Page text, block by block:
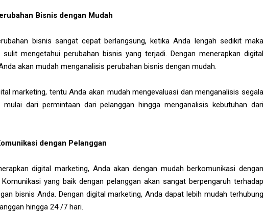
Bisnis dengan Mudah
bisnis sangat cepat berlangsung, ketika Anda lengah sedikit maka
sulit mengetahui perubahan bisnis yang terjadi. Dengan menerapkan digital
akan mudah menganalisis perubahan bisnis dengan mudah.
marketing, tentu Anda akan mudah mengevaluasi dan menganalisis segala
mulai dari permintaan dari pelanggan hingga menganalisis kebutuhan dari
dengan Pelanggan
digital marketing, Anda akan dengan mudah berkomunikasi dengan
Komunikasi yang baik dengan pelanggan akan sangat berpengaruh terhadap
bisnis Anda. Dengan digital marketing, Anda dapat lebih mudah terhubung
hingga 24 /7 hari.